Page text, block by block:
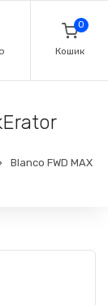
0
Кошик
Blanco FWD MAX